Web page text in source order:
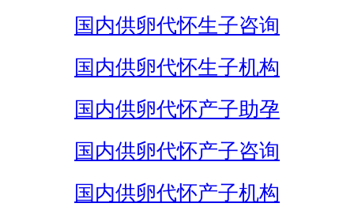
国内供卵代怀生子咨询
国内供卵代怀生子机构
国内供卵代怀产子助孕
国内供卵代怀产子咨询
国内供卵代怀产子机构